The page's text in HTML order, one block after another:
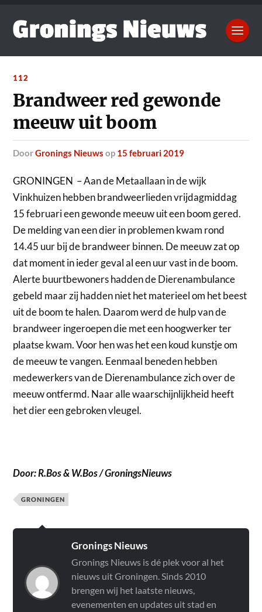
112
Brandweer red gewonde
meeuw uit boom
doorGronings Nieuws op 15 februari 2019
GRONINGEN – Aan de Metaallaan in de wijk
Vinkhuizen hebben brandweerlieden vrijdagmiddag
15 februari een gewonde meeuw uit een boom gered.
De melding van een dier in problemen kwam rond
14.45 uur bij de brandweer binnen. De meeuw zat op
dat moment in ieder geval al een uur vast in de boom.
Alerte buurtbewoners hadden de Dierenambulance
gebeld maar zij hadden niet het materieel om het beest
uit de boom te halen. Daarom werd de hulp van de
brandweer ingeroepen die met een hoogwerker ter
plaatse kwam. Voor hen was het een koud kunstje om
de meeuw te vangen. Eenmaal beneden hebben
medewerkers van de Dierenambulance zich over de
meeuw ontfermd. Naar alle waarschijnlijkheid heeft
het dier een gebroken vleugel.
Door: R.Bos & W.Bos / GroningsNieuws
GRONINGEN
Gronings Nieuws
Gronings Nieuws is dé plek voor al het
nieuws uit Groningen. Sinds 2010
brengen wij het laatste nieuws,
evenementen en updates uit stad en